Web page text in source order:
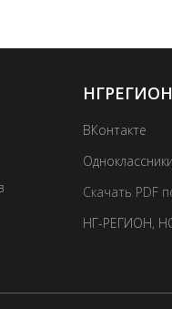
ВКонтакте
Одноклассники
Скачать PDF
НГ-РЕГИОН,